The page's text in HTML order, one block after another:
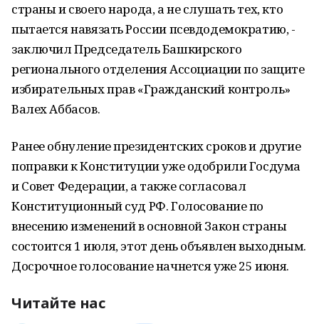
страны и своего народа, а не слушать тех, кто
пытается навязать России псевдодемократию, -
заключил Председатель Башкирского
регионального отделения Ассоциации по защите
избирательных прав «Гражданский контроль»
Валех Аббасов.
Ранее обнуление президентских сроков и другие
поправки к Конституции уже одобрили Госдума
и Совет Федерации, а также согласовал
Конституционный суд РФ. Голосование по
внесению изменений в основной Закон страны
состоится 1 июля, этот день объявлен выходным.
Досрочное голосование начнется уже 25 июня.
Читайте нас